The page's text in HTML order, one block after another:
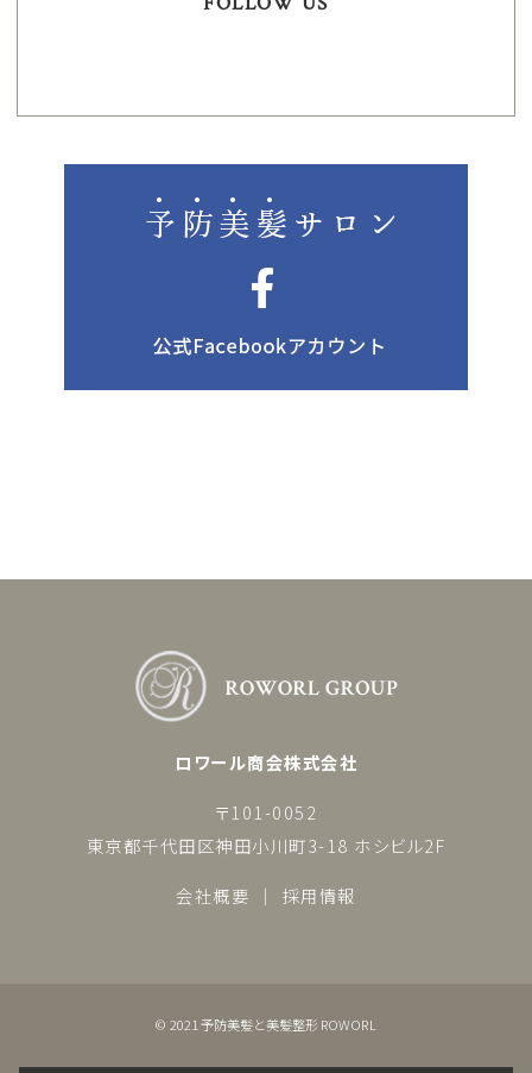
ロワール商会株式会社
〒101-0052
東京都千代田区神田小川町3-18 ホシビル2F
会社概要
採用情報
© 2021 予防美髪と美髪整形 ROWORL